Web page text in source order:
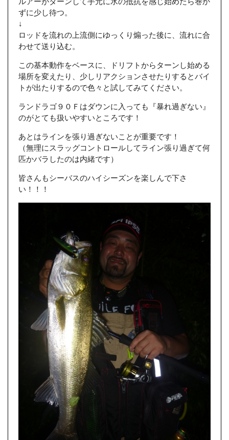
ずに少し待つ。
↓
ロッドを流れの上流側にゆっくり煽った後に、流れに合
わせて送り込む。
この基本動作をベースに、ドリフトからターンし始める
場所を変えたり、少しリアクションさせたりするとバイ
トが出たりするので色々と試してみてください。
ランドラゴ９０Ｆはダウンに入っても『暴れ過ぎない』
のがとても扱いやすいところです！
あとはラインを張り過ぎないことが重要です！
（無理にスラッグコントロールしてライン張り過ぎて何
匹かバラしたのは内緒です）
皆さんもシーバスのハイシーズンを楽しんで下さ
い！！！